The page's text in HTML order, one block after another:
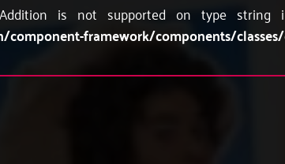
Addition is not supported on type string
framework/components/